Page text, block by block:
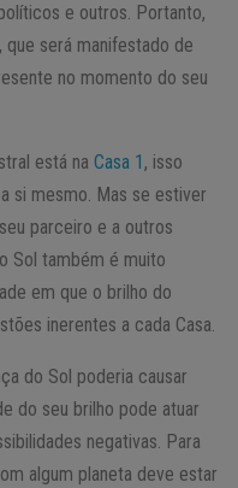
e outros. Portanto,
será manifestado de
no momento do seu
está na Casa 1 , isso
si mesmo. Mas se estiver
parceiro e a outros
Sol também é muito
em que o brilho do
inerentes a cada Casa.
do Sol poderia causar
do seu brilho pode atuar
negativas. Para
algum planeta deve estar